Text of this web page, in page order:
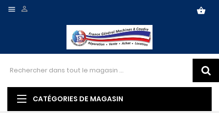
 shopping_basket

CATÉGORIES DE MAGASIN